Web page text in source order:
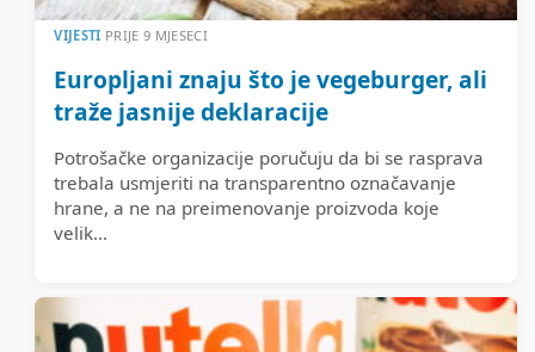
VIJESTI PRIJE 9 MJESECI
Europljani znaju što je vegeburger, ali
traže jasnije deklaracije
Potrošačke organizacije poručuju da bi se rasprava
trebala usmjeriti na transparentno označavanje
hrane, a ne na preimenovanje proizvoda koje
velik...